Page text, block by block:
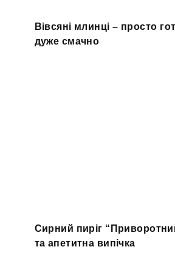
Вівсяні млинці – просто
дуже смачно
Сирний пиріг
та апетитна випічка